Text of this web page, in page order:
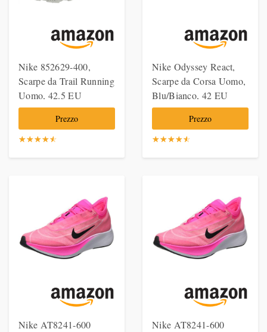
Nike 852629-400,
Scarpe da Trail Running
Uomo, 42.5 EU
Prezzo
☆☆☆☆☆
★★★★★
Nike Odyssey React,
Scarpe da Corsa Uomo,
Blu/Bianco, 42 EU
Prezzo
☆☆☆☆☆
★★★★★
Nike AT8241-600
Nike AT8241-600